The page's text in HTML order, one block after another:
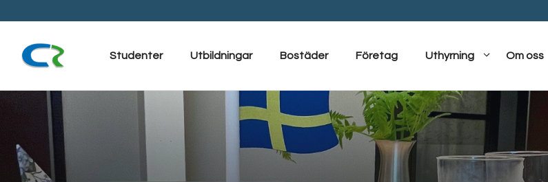
innehåll
Studenter Utbildningar Bostäder Företag Uthyrning Om oss